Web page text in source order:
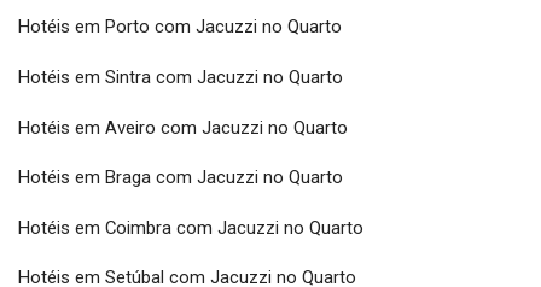
Hotéis em Porto com Jacuzzi no Quarto
Hotéis em Sintra com Jacuzzi no Quarto
Hotéis em Aveiro com Jacuzzi no Quarto
Hotéis em Braga com Jacuzzi no Quarto
Hotéis em Coimbra com Jacuzzi no Quarto
Hotéis em Setúbal com Jacuzzi no Quarto